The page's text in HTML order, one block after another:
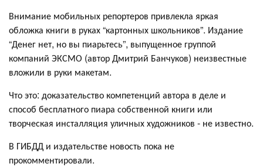
Внимание мобильных репортеров привлекла яркая
обложка книги в руках “картонных школьников”. Издание
“Денег нет, но вы пиарьтесь”, выпущенное группой
компаний ЭКСМО (автор Дмитрий Банчуков) неизвестные
вложили в руки макетам.
Что это: доказательство компетенций автора в деле и
способ бесплатного пиара собственной книги или
творческая инсталляция уличных художников - не известно.
В ГИБДД и издательстве новость пока не
прокомментировали.